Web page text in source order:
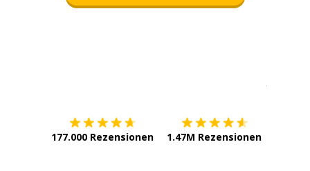
177.000 Rezensionen 1.47M Rezensionen